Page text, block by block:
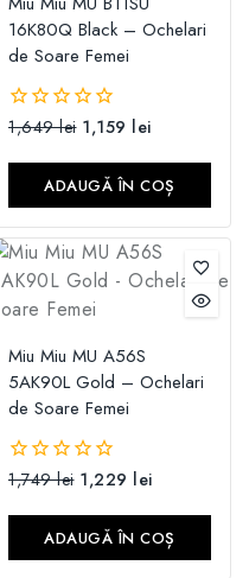
16K80Q Black – Ochelari
de Soare Femei
0
5
1,649lei 1,159 lei
ADAUGĂ ÎN COȘ
Miu Miu MU A56S
5AK90L Gold – Ochelari
de Soare Femei
0
5
1,749lei 1,229 lei
ADAUGĂ ÎN COȘ